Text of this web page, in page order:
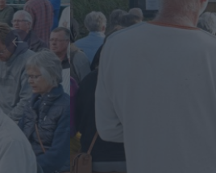
Forrige